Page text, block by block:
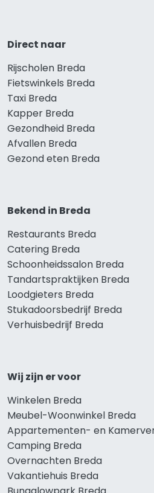
Direct naar
Rijscholen Breda
Fietswinkels Breda
Taxi Breda
Kapper Breda
Gezondheid Breda
Afvallen Breda
Gezond eten Breda
Bekend in Breda
Restaurants Breda
Catering Breda
Schoonheidssalon Breda
Tandartspraktijken Breda
Loodgieters Breda
Stukadoorsbedrijf Breda
Verhuisbedrijf Breda
Wij zijn er voor
Winkelen Breda
Meubel-Woonwinkel Breda
Appartementen- en
Camping Breda
Overnachten Breda
Vakantiehuis Breda